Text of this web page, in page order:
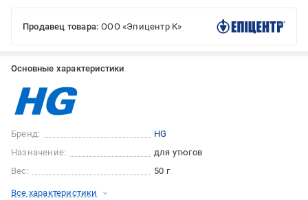
Продавец товара: ООО «Эпицентр К»
Основные характеристики
Бренд:
HG
Назначение:
для утюгов
Вес:
50 г
Все характеристики